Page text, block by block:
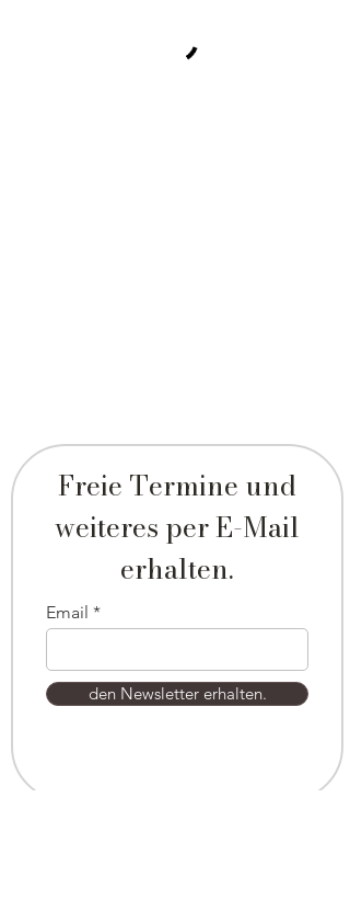
Freie Termine und
weiteres per E-Mail
erhalten.
Email
den Newsletter erhalten.